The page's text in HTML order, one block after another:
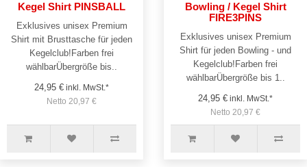
Kegel Shirt PINSBALL
Exklusives unisex Premium
Shirt mit Brusttasche für jeden
Kegelclub!Farben frei
wählbarÜbergröße bis..
24,95 € inkl. MwSt.*
Netto 20,97 €
Bowling / Kegel Shirt
FIRE3PINS
Exklusives unisex Premium
Shirt für jeden Bowling - und
Kegelclub!Farben frei
wählbarÜbergröße bis 1..
24,95 € inkl. MwSt.*
Netto 20,97 €